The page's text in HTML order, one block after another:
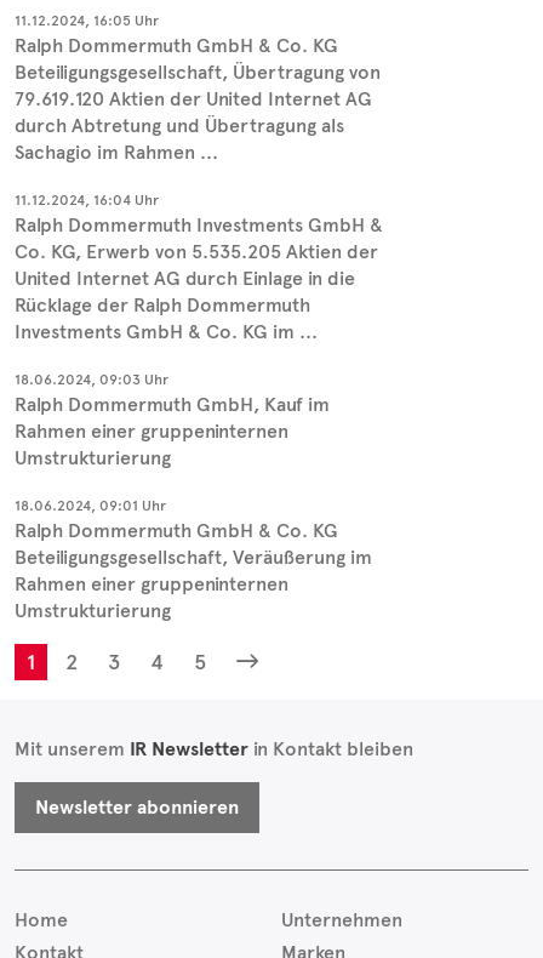
11.12.2024, 16:05 Uhr
Ralph Dommermuth GmbH & Co. KG
Beteiligungsgesellschaft, Übertragung von
79.619.120 Aktien der United Internet AG
durch Abtretung und Übertragung als
Sachagio im Rahmen ...
11.12.2024, 16:04 Uhr
Ralph Dommermuth Investments GmbH &
Co. KG, Erwerb von 5.535.205 Aktien der
United Internet AG durch Einlage in die
Rücklage der Ralph Dommermuth
Investments GmbH & Co. KG im ...
18.06.2024, 09:03 Uhr
Ralph Dommermuth GmbH, Kauf im
Rahmen einer gruppeninternen
Umstrukturierung
18.06.2024, 09:01 Uhr
Ralph Dommermuth GmbH & Co. KG
Beteiligungsgesellschaft, Veräußerung im
Rahmen einer gruppeninternen
Umstrukturierung
1 2 3 4 5
Mit unserem IR Newsletter in Kontakt bleiben
Newsletter abonnieren
Home
Kontakt
Unternehmen
Marken